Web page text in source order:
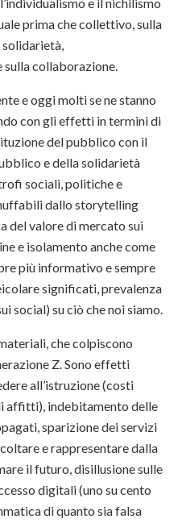
e il nichilismo
prima che collettivo, sulla
solidarietà,
sulla collaborazione.
e oggi molti se ne stanno
con gli effetti in termini di
del pubblico con il
e della solidarietà
sociali, politiche e
dallo storytelling
del valore di mercato sui
e isolamento anche come
più informativo e sempre
significati, prevalenza
social) su ciò che noi siamo.
che colpiscono
Z. Sono effetti
all’istruzione (costi
affitti), indebitamento delle
sparizione dei servizi
e rappresentare dalla
il futuro, disillusione sulle
digitali (uno su cento
di quanto sia falsa